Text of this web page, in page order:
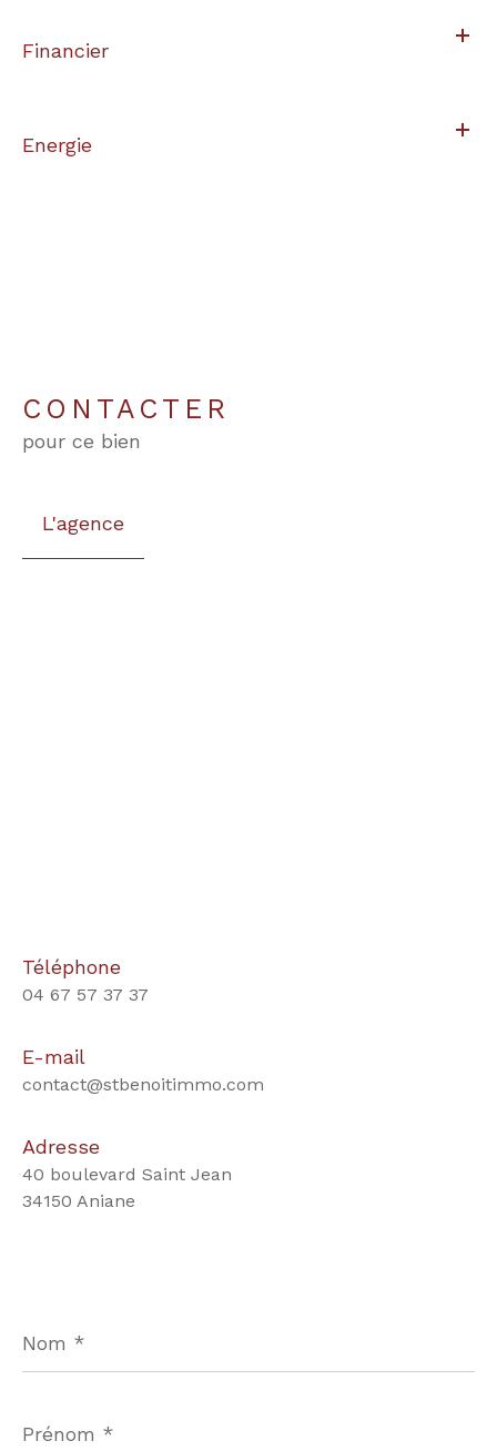
Financier
Energie
CONTACTER
pour ce bien
L'agence
Téléphone
04 67 57 37 37
E-mail
contact@stbenoitimmo.com
Adresse
40 boulevard Saint Jean
34150 Aniane
*
*